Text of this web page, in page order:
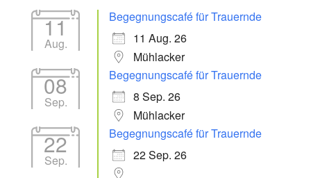
11
Aug.
Begegnungscafé für Trauernde
11 Aug. 26
Mühlacker
08
Sep.
Begegnungscafé für Trauernde
8 Sep. 26
Mühlacker
22
Sep.
Begegnungscafé für Trauernde
22 Sep. 26